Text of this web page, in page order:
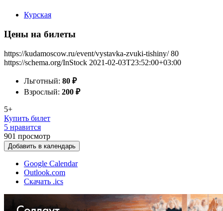
Курская
Цены на билеты
https://kudamoscow.ru/event/vystavka-zvuki-tishiny/ 80
https://schema.org/InStock 2021-02-03T23:52:00+03:00
Льготный: 80 ₽
Взрослый: 200 ₽
5+
Купить билет
5 нравится
901 просмотр
Добавить в календарь
Google Calendar
Outlook.com
Скачать .ics